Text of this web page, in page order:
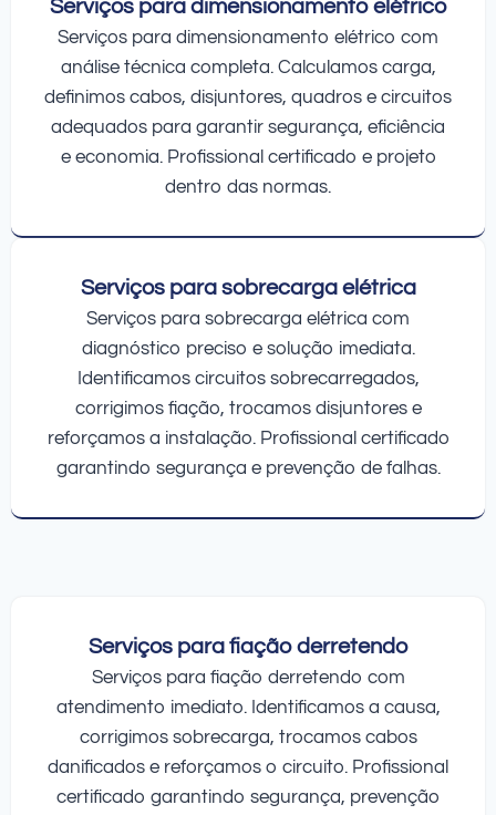
Serviços para dimensionamento elétrico
Serviços para dimensionamento elétrico com
análise técnica completa. Calculamos carga,
definimos cabos, disjuntores, quadros e circuitos
adequados para garantir segurança, eficiência
e economia. Profissional certificado e projeto
dentro das normas.
Serviços para sobrecarga elétrica
Serviços para sobrecarga elétrica com
diagnóstico preciso e solução imediata.
Identificamos circuitos sobrecarregados,
corrigimos fiação, trocamos disjuntores e
reforçamos a instalação. Profissional certificado
garantindo segurança e prevenção de falhas.
Serviços para fiação derretendo
Serviços para fiação derretendo com
atendimento imediato. Identificamos a causa,
corrigimos sobrecarga, trocamos cabos
danificados e reforçamos o circuito. Profissional
certificado garantindo segurança, prevenção